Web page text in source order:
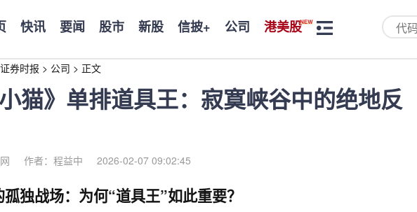
快讯 要闻 股市 新股 信披+ 公司 港美股
证券时报 > 公司 > 正文
小猫》单排道具王：寂寞峡谷中的绝地反
作者：程益中 2026-02-07 09:02:45
独战场：为何“道具王”如此重要？